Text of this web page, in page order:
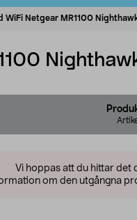
WiFi Netgear MR1100
Vi hoppas att du hittar det
om den utgångna